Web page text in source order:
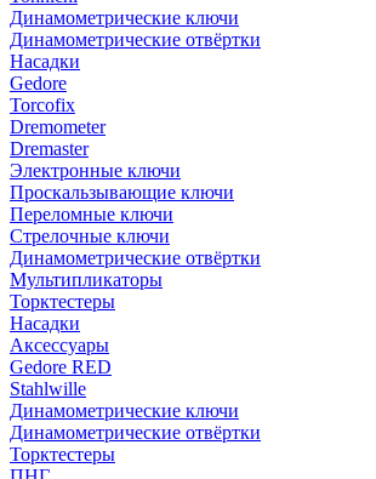
Динамометрические ключи
Динамометрические отвёртки
Насадки
Gedore
Torcofix
Dremometer
Dremaster
Электронные ключи
Проскальзывающие ключи
Переломные ключи
Стрелочные ключи
Динамометрические отвёртки
Мультипликаторы
Торктестеры
Насадки
Аксессуары
Gedore RED
Stahlwille
Динамометрические ключи
Динамометрические отвёртки
Торктестеры